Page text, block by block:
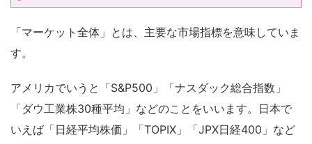
「マーケット全体」とは、主要な市場指標を意味していま
す。
アメリカでいうと「S&P500」「ナスダック総合指数」
「ダウ工業株30種平均」などのことをいいます。日本で
いえば「日経平均株価」「TOPIX」「JPX日経400」など